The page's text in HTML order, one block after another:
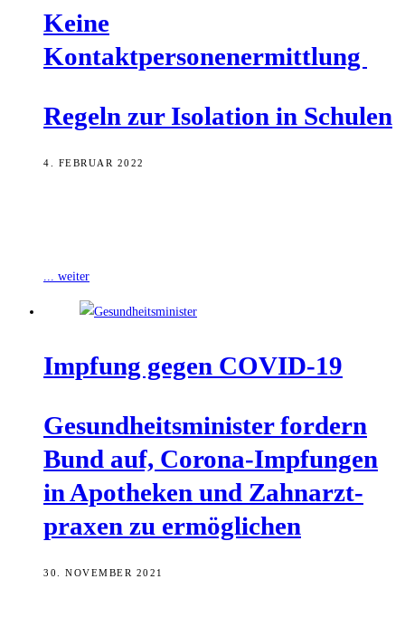
Kei­ne
Kontaktpersonenermittlung
Regeln zur Iso­la­ti­on in Schulen
4. FEBRUAR 2022
... weiter
Imp­fung gegen COVID-19
Gesund­heits­mi­nis­ter for­dern
Bund auf, Coro­na-Imp­fun­gen
in Apo­the­ken und Zahn­arzt­
pra­xen zu ermöglichen
30. NOVEMBER 2021